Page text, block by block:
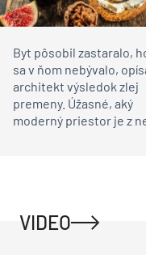
Byt pôsobil zastaralo,
sa v ňom nebývalo,
architekt výsledok zlej
premeny. Úžasné, aký
moderný priestor je z
VIDEO